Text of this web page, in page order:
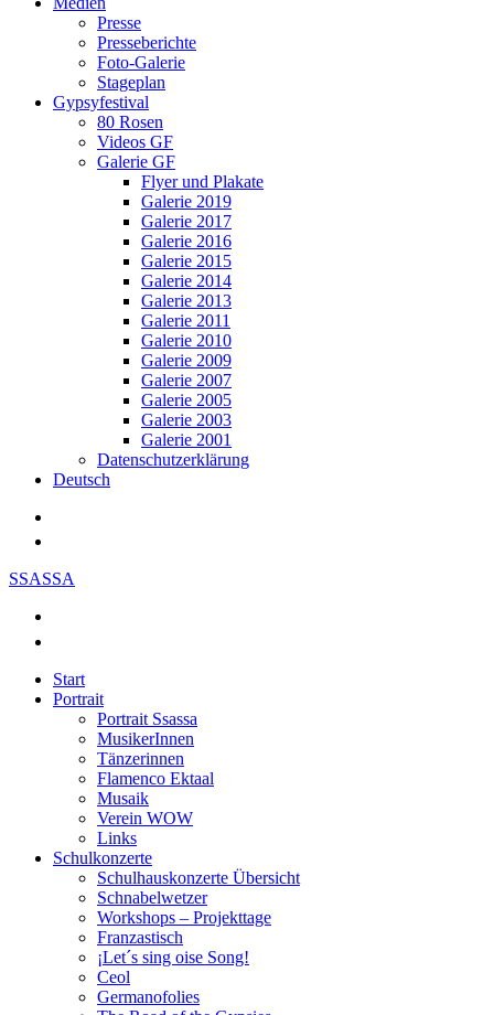
Presse
Presseberichte
Foto-Galerie
Stageplan
Gypsyfestival
80 Rosen
Videos GF
Galerie GF
Flyer und Plakate
Galerie 2019
Galerie 2017
Galerie 2016
Galerie 2015
Galerie 2014
Galerie 2013
Galerie 2011
Galerie 2010
Galerie 2009
Galerie 2007
Galerie 2005
Galerie 2003
Galerie 2001
Datenschutzerklärung
Deutsch
SSASSA
Start
Portrait
Portrait Ssassa
MusikerInnen
Tänzerinnen
Flamenco Ektaal
Musaik
Verein WOW
Links
Schulkonzerte
Schulhauskonzerte Übersicht
Schnabelwetzer
Workshops – Projekttage
Franzastisch
¡Let´s sing oise Song!
Ceol
Germanofolies